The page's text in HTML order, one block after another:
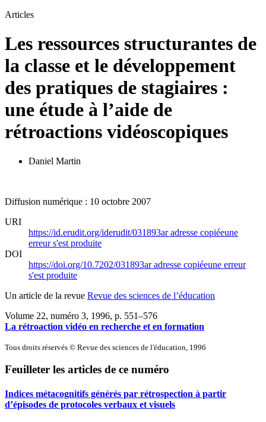
Articles
Les ressources structurantes de
la classe et le développement
des pratiques de stagiaires :
une étude à l’aide de
rétroactions vidéoscopiques
Daniel Martin
Diffusion numérique : 10 octobre 2007
URI
https://id.erudit.org/iderudit/031893aradresse copiéeune
erreur s'est produite
DOI
https://doi.org/10.7202/031893aradresse copiéeune erreur
s'est produite
Un article de la revue Revue des sciences de l’éducation
Volume 22, numéro 3, 1996, p. 551–576
La rétroaction vidéo en recherche et en formation
Tous droits réservés © Revue des sciences de l'éducation, 1996
Feuilleter les articles de ce numéro
Indices métacognitifs générés par rétrospection à partir
d’épisodes de protocoles verbaux et visuels